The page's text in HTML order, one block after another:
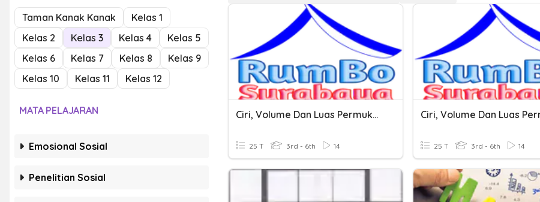
Taman Kanak Kanak
Kelas 1
Kelas 2
Kelas 3 Kelas 4
Kelas 5
Kelas 6
Kelas 7 Kelas 8
Kelas 9
Kelas 10
Kelas 11 Kelas 12
MATA PELAJARAN
Emosional Sosial
Penelitian Sosial
Ciri, Volume Dan Luas Permukaan Kubus
25 T 3rd - 6th 14 25 T 3rd - 6th 14